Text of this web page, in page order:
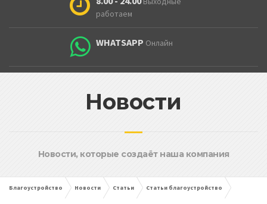
работаем
WHATSAPP Онлайн
Новости
Новости, которые создаёт наша компания
Благоустройство Новости Статьи Статьи благоустройство